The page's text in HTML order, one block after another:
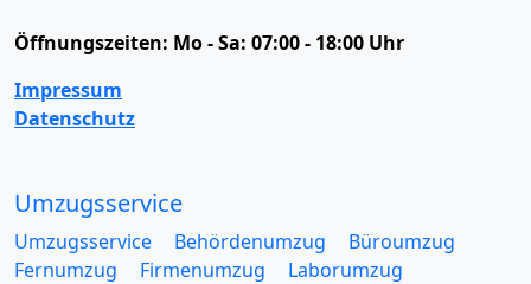
Öffnungszeiten: Mo - Sa: 07:00 - 18:00 Uhr
Impressum
Datenschutz
Umzugsservice
Umzugsservice Behördenumzug
Büroumzug
Fernumzug
Firmenumzug
Laborumzug